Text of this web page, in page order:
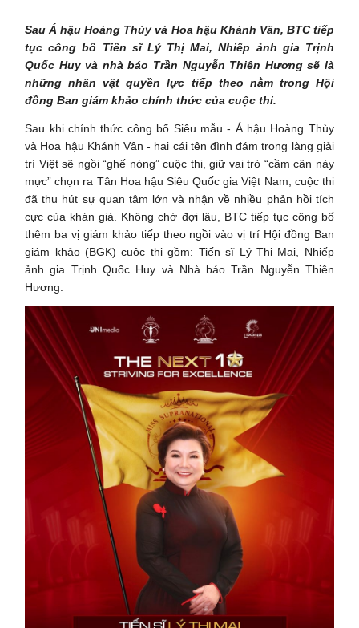
Sau Á hậu Hoàng Thùy và Hoa hậu Khánh Vân, BTC tiếp
tục công bố Tiến sĩ Lý Thị Mai, Nhiếp ảnh gia Trịnh
Quốc Huy và nhà báo Trần Nguyễn Thiên Hương sẽ là
những nhân vật quyền lực tiếp theo nằm trong Hội
đồng Ban giám khảo chính thức của cuộc thi.
Sau khi chính thức công bố Siêu mẫu - Á hậu Hoàng Thùy
và Hoa hậu Khánh Vân - hai cái tên đình đám trong làng giải
trí Việt sẽ ngồi “ghế nóng” cuộc thi, giữ vai trò “cầm cân nảy
mực” chọn ra Tân Hoa hậu Siêu Quốc gia Việt Nam, cuộc thi
đã thu hút sự quan tâm lớn và nhận về nhiều phản hồi tích
cực của khán giả. Không chờ đợi lâu, BTC tiếp tục công bố
thêm ba vị giám khảo tiếp theo ngồi vào vị trí Hội đồng Ban
giám khảo (BGK) cuộc thi gồm: Tiến sĩ Lý Thị Mai, Nhiếp
ảnh gia Trịnh Quốc Huy và Nhà báo Trần Nguyễn Thiên
Hương.